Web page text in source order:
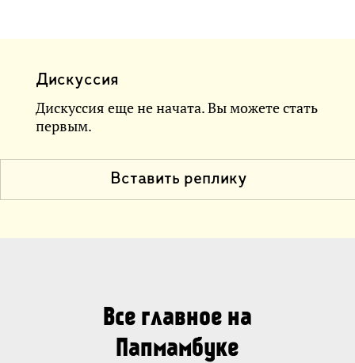
Дискуссия
Дискуссия еще не начата. Вы можете стать
первым.
Вставить реплику
Все главное на
Папмамбуке